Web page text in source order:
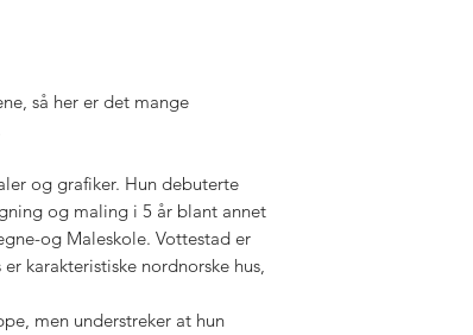
så her er det mange
og grafiker. Hun debuterte
og maling i 5 år blant annet
og Maleskole. Vottestad er
karakteristiske nordnorske hus,
men understreker at hun